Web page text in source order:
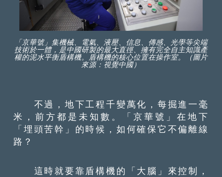
「京華號」集機械、電氣、液壓、信息、傳感、光學等尖端
技術於一體，是中國研製的最大直徑、擁有完全自主知識產
權的泥水平衡盾構機。盾構機的核心位置在操作室。（圖片
來源：視覺中國）
不過，地下工程千變萬化，每掘進一毫
米，前方都是未知數。「京華號」在地下
「埋頭苦幹」的時候，如何確保它不偏離線
路？
這時就要靠盾構機的「大腦」來控制，